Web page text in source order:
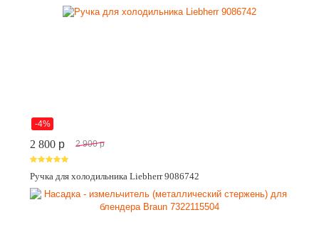
-4%
2 800 p 2 900 p
Ручка для холодильника Liebherr 9086742